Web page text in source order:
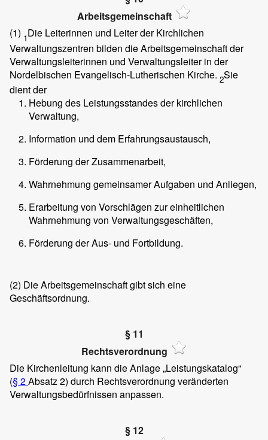
Arbeitsgemeinschaft
(1) 1Die Leiterinnen und Leiter der Kirchlichen
Verwaltungszentren bilden die Arbeitsgemeinschaft der
Verwaltungsleiterinnen und Verwaltungsleiter in der
Nordelbischen Evangelisch-Lutherischen Kirche. 2Sie
dient der
Hebung des Leistungsstandes der kirchlichen
Verwaltung,
Information und dem Erfahrungsaustausch,
Förderung der Zusammenarbeit,
Wahrnehmung gemeinsamer Aufgaben und Anliegen,
Erarbeitung von Vorschlägen zur einheitlichen
Wahrnehmung von Verwaltungsgeschäften,
Förderung der Aus- und Fortbildung.
(2) Die Arbeitsgemeinschaft gibt sich eine
Geschäftsordnung.
§ 11
Rechtsverordnung
Die Kirchenleitung kann die Anlage „Leistungskatalog“
(§ 2Absatz 2) durch Rechtsverordnung veränderten
Verwaltungsbedürfnissen anpassen.
§ 12